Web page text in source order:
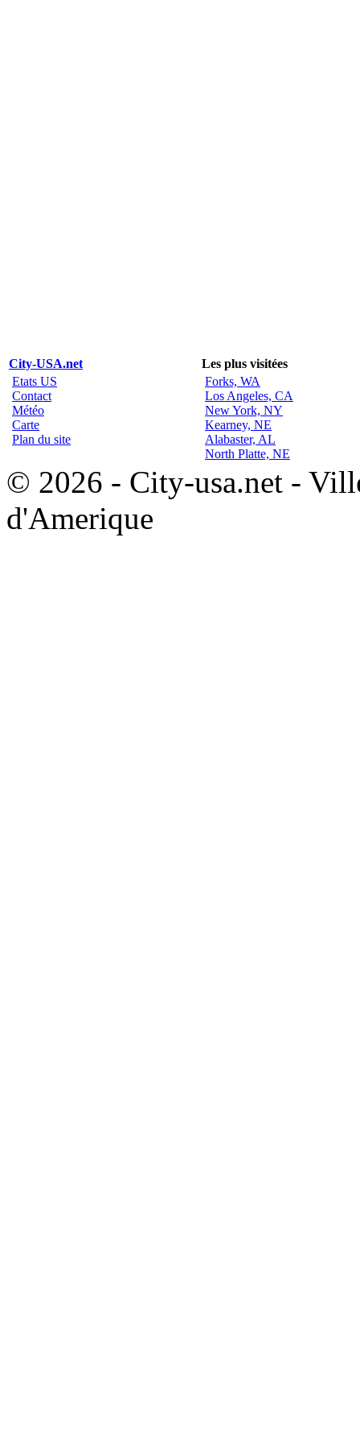
City-USA.net
Les plus visitées
Etats US
Contact
Météo
Carte
Plan du site
Forks, WA
Los Angeles, CA
New York, NY
Kearney, NE
Alabaster, AL
North Platte, NE
© 2026 - City-usa.net -
d'Amerique